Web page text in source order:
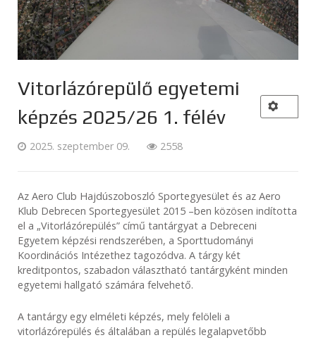
Vitorlázórepülő egyetemi
képzés 2025/26 1. félév
2025. szeptember 09. 2558
Az Aero Club Hajdúszoboszló Sportegyesület és az Aero
Klub Debrecen Sportegyesület 2015 –ben közösen indította
el a „Vitorlázórepülés” című tantárgyat a Debreceni
Egyetem képzési rendszerében, a Sporttudományi
Koordinációs Intézethez tagozódva. A tárgy két
kreditpontos, szabadon választható tantárgyként minden
egyetemi hallgató számára felvehető.
A tantárgy egy elméleti képzés, mely felöleli a
vitorlázórepülés és általában a repülés legalapvetőbb